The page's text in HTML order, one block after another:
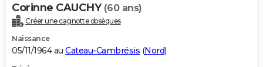
Corinne CAUCHY (60 ans)
Créer une cagnotte obsèques
Naissance
05/11/1964 au Cateau-Cambrésis (Nord)